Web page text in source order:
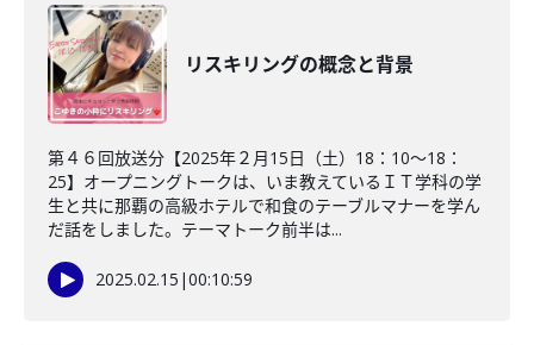
リスキリングの概念と背景
第４６回放送分【2025年２月15日（土）18：10～18：
25】オープニングトークは、いま教えているＩＴ学科の学
生と共に那覇の高級ホテルで和食のテーブルマナーを学ん
だ話をしました。テーマトーク前半は...
2025.02.15 |00:10:59